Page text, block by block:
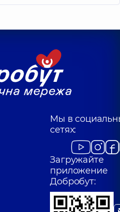
Мы в
сетях:
Загружайте
приложение
Добробут: